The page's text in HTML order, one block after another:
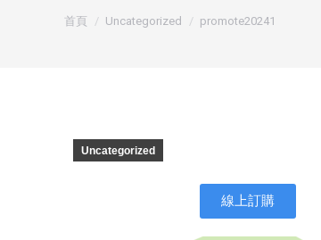
You are here:
首頁 Uncategorized promote20241
Uncategorized
線上訂購